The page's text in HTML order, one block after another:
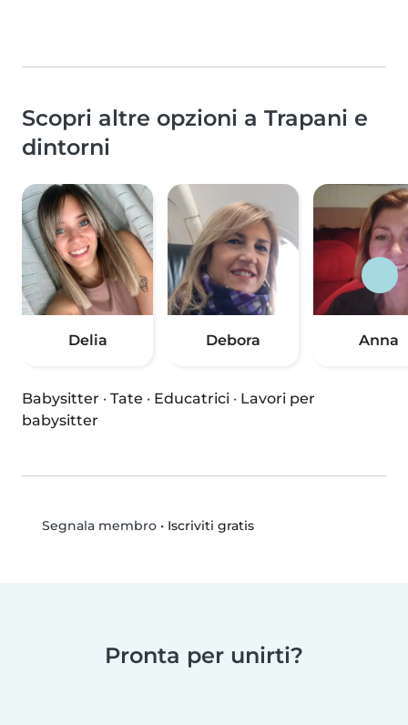
Scopri altre opzioni a Trapani e
dintorni
Delia Debora Anna
Babysitter · Tate · Educatrici · Lavori per
babysitter
Segnala membro• Iscriviti gratis
Pronta per unirti?